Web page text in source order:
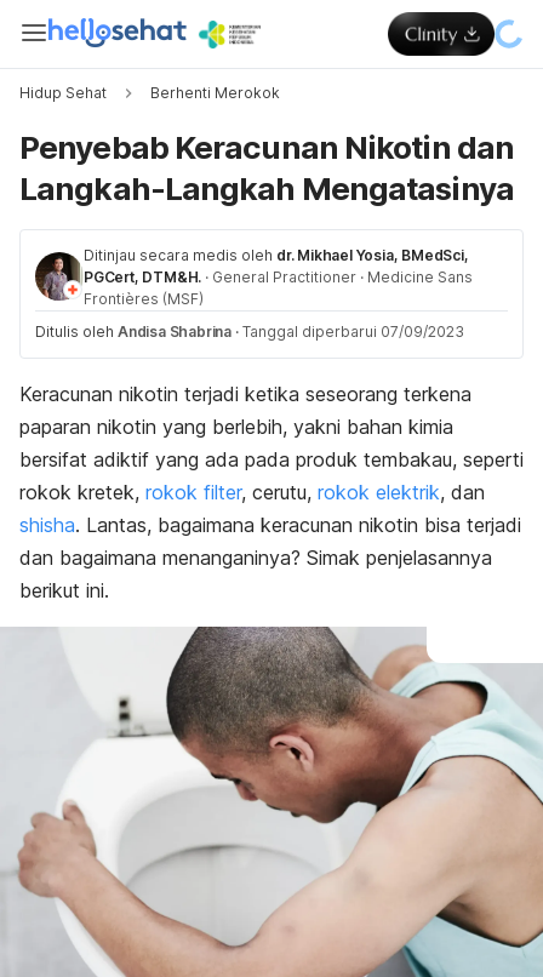
Hidup Sehat Berhenti Merokok
Penyebab Keracunan Nikotin dan
Langkah-Langkah Mengatasinya
Ditinjau secara medis oleh dr. Mikhael Yosia, BMedSci,
PGCert, DTM&H. · General Practitioner · Medicine Sans
Frontières (MSF)
Ditulis oleh Andisa Shabrina · Tanggal diperbarui 07/09/2023
Keracunan nikotin terjadi ketika seseorang terkena
paparan nikotin yang berlebih, yakni bahan kimia
bersifat adiktif yang ada pada produk tembakau, seperti
rokok kretek, rokok filter, cerutu, rokok elektrik, dan
shisha. Lantas, bagaimana keracunan nikotin bisa terjadi
dan bagaimana menanganinya? Simak penjelasannya
berikut ini.